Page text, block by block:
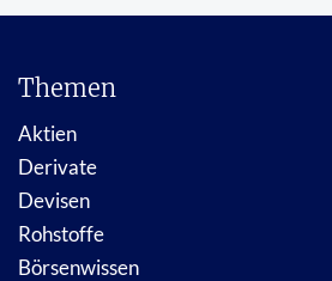
Themen
Aktien
Derivate
Devisen
Rohstoffe
Börsenwissen